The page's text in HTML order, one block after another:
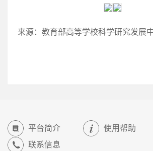
来源：教育部高等学校科学研究发展
平台简介
使用帮助
联系信息